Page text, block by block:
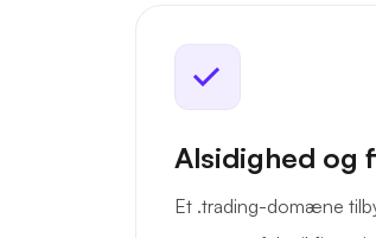
Alsidighed og
Et .trading-domæne